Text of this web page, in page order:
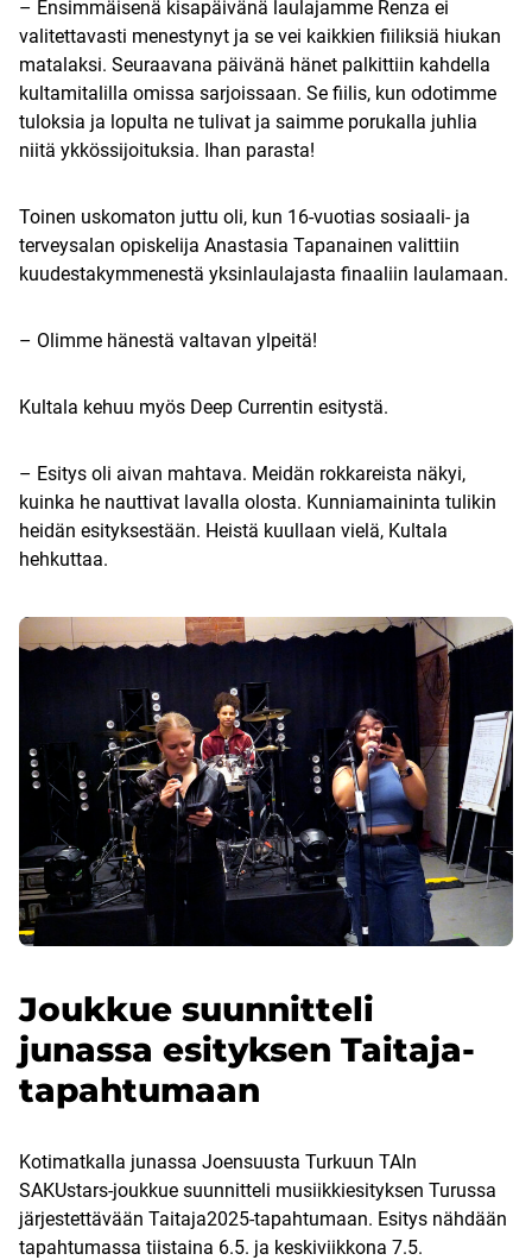
– Ensimmäisenä kisapäivänä laulajamme Renza ei
valitettavasti menestynyt ja se vei kaikkien fiiliksiä hiukan
matalaksi. Seuraavana päivänä hänet palkittiin kahdella
kultamitalilla omissa sarjoissaan. Se fiilis, kun odotimme
tuloksia ja lopulta ne tulivat ja saimme porukalla juhlia
niitä ykkössijoituksia. Ihan parasta!
Toinen uskomaton juttu oli, kun 16-vuotias sosiaali- ja
terveysalan opiskelija Anastasia Tapanainen valittiin
kuudestakymmenestä yksinlaulajasta finaaliin laulamaan.
– Olimme hänestä valtavan ylpeitä!
Kultala kehuu myös Deep Currentin esitystä.
– Esitys oli aivan mahtava. Meidän rokkareista näkyi,
kuinka he nauttivat lavalla olosta. Kunniamaininta tulikin
heidän esityksestään. Heistä kuullaan vielä, Kultala
hehkuttaa.
Joukkue suunnitteli
junassa esityksen Taitaja-
tapahtumaan
Kotimatkalla junassa Joensuusta Turkuun TAIn
SAKUstars-joukkue suunnitteli musiikkiesityksen Turussa
järjestettävään Taitaja2025-tapahtumaan. Esitys nähdään
tapahtumassa tiistaina 6.5. ja keskiviikkona 7.5.